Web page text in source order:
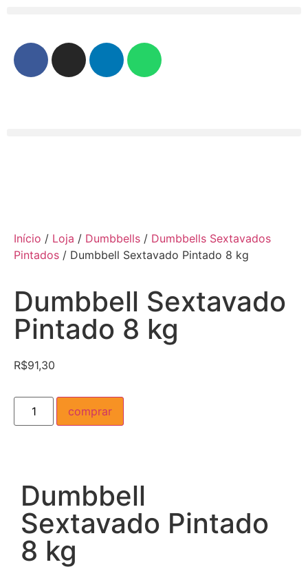
Início / Loja / Dumbbells / Dumbbells Sextavados
Pintados / Dumbbell Sextavado Pintado 8 kg
Dumbbell Sextavado
Pintado 8 kg
R$91,30
comprar
Dumbbell
Sextavado Pintado
8 kg